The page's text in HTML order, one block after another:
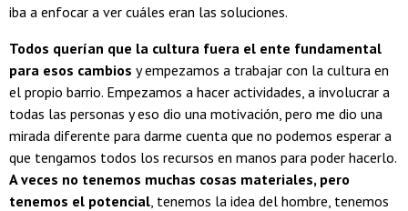
iba a enfocar a ver cuáles eran las soluciones.
Todos querían que la cultura fuera el ente fundamental
para esos cambios y empezamos a trabajar con la cultura en
el propio barrio. Empezamos a hacer actividades, a involucrar a
todas las personas y eso dio una motivación, pero me dio una
mirada diferente para darme cuenta que no podemos esperar a
que tengamos todos los recursos en manos para poder hacerlo.
A veces no tenemos muchas cosas materiales, pero
tenemos el potencial , tenemos la idea del hombre, tenemos